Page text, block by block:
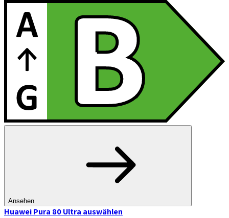
Ansehen
Huawei Pura 80 Ultra auswählen